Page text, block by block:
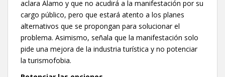
aclara Álamo y que no acudirá a la manifestación por su
cargo público, pero que estará atento a los planes
alternativos que se propongan para solucionar el
problema. Asimismo, señala que la manifestación solo
pide una mejora de la industria turística y no potenciar
la turismofobia.